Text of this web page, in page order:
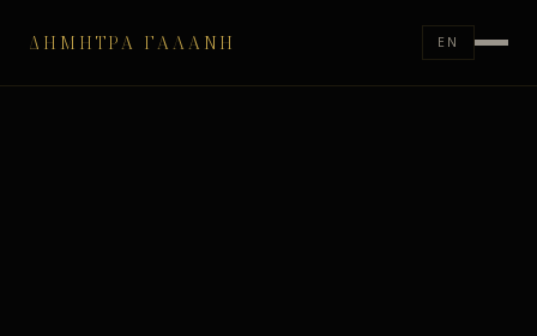
ΔΉΜΗΤΡΑ ΓΑΛΆΝΗ EN